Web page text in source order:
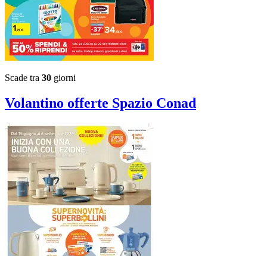
Scade tra 30 giorni
Volantino offerte Spazio Conad